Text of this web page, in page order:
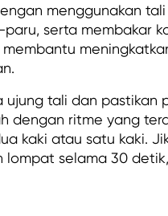
menggunakan tali
serta membakar
ujung tali dan pastikan
dengan ritme yang
kaki atau satu kaki.
lompat selama 30